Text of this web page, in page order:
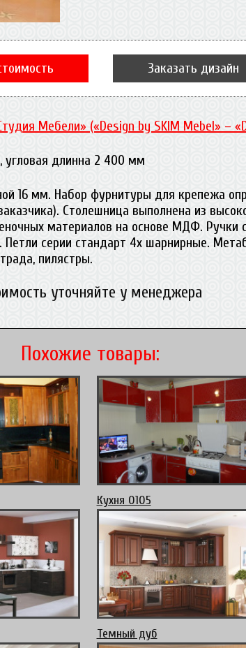
Заказать дизайн
Мебели» («Design by SKIM Mebel» –
длинна 2 400 мм
16 мм. Набор фурнитуры для крепежа
Столешница выполнена из
материалов на основе МДФ. Ручки
серии стандарт 4х шарнирные.
пилястры.
уточняйте у менеджера
Похожие товары:
Кухня 0105
Темный дуб